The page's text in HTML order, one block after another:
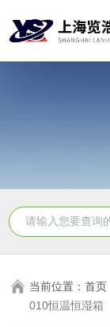
当前位置：首页
010恒温恒湿箱